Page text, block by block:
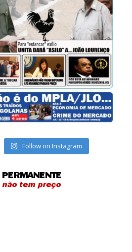
Follow on Instagram